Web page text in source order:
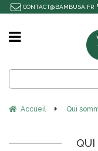
Accueil Qui
QUI
CONTACT@BAMBUSA.FR